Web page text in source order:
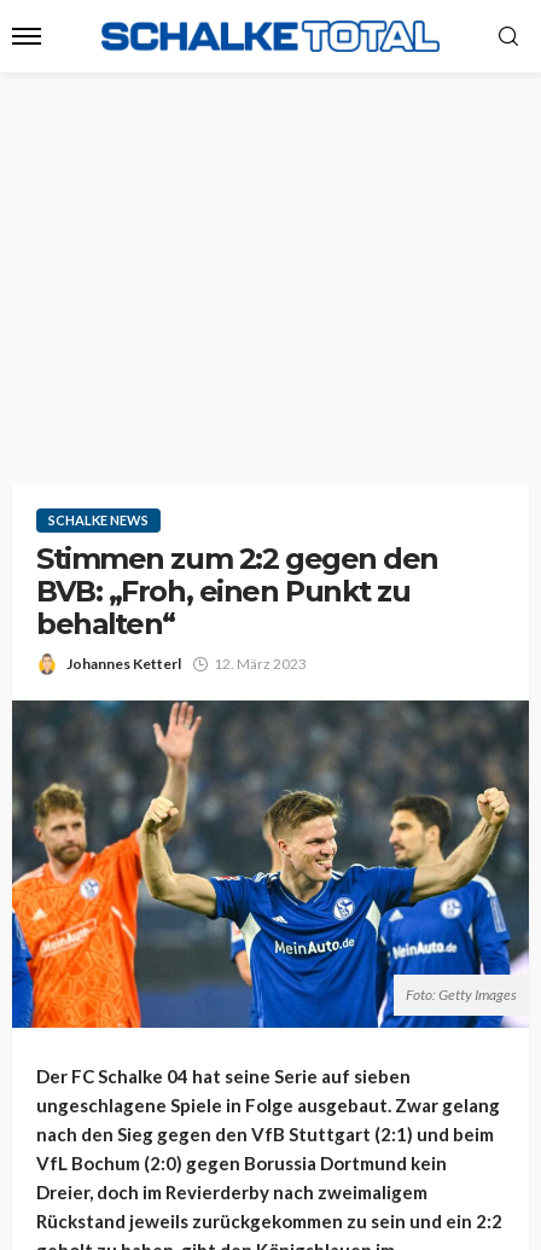
SCHALKE NEWS
Stimmen zum 2:2 gegen den
BVB: „Froh, einen Punkt zu
behalten“
Johannes Ketterl 12. März 2023
Foto: Getty Images
Der FC Schalke 04 hat seine Serie auf sieben
ungeschlagene Spiele in Folge ausgebaut. Zwar gelang
nach den Sieg gegen den VfB Stuttgart (2:1) und beim
VfL Bochum (2:0) gegen Borussia Dortmund kein
Dreier, doch im Revierderby nach zweimaligem
Rückstand jeweils zurückgekommen zu sein und ein 2:2